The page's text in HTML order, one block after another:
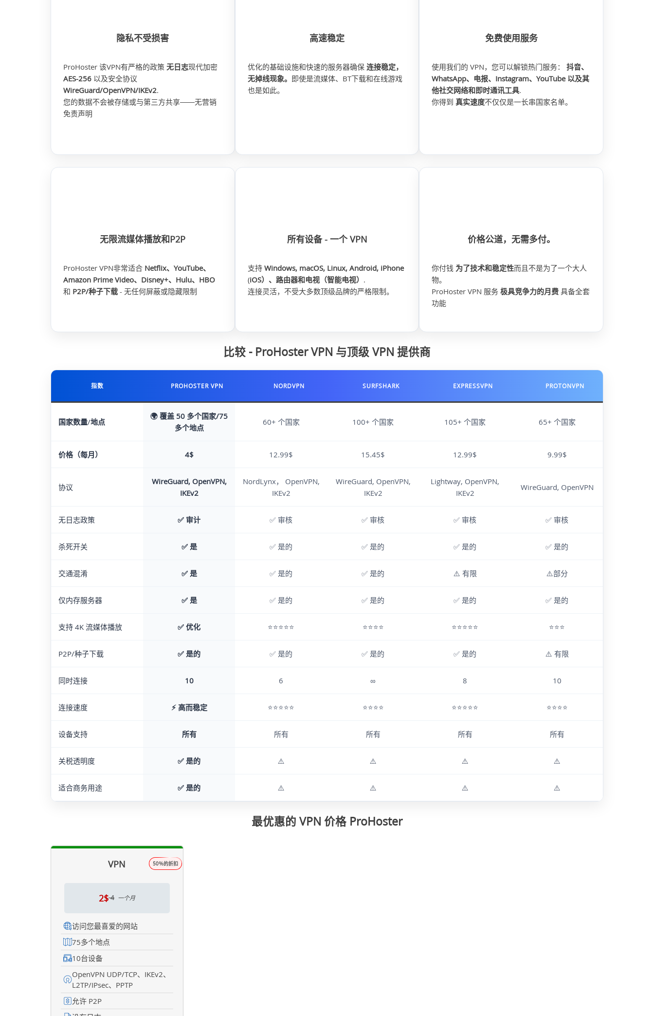
隐私不受损害
ProHoster 该VPN有严格的政策 无日志现代加密
AES-256 以及安全协议
WireGuard/OpenVPN/IKEv2.
您的数据不会被存储或与第三方共享——无营销
免责声明
高速稳定
优化的基础设施和快速的服务器确保 连接稳定，
无掉线现象。 即使是流媒体、BT下载和在线游戏
也是如此。
免费使用服务
使用我们的 VPN，您可以解锁热门服务：抖音、
WhatsApp、电报、Instagram、YouTube 以及其
他社交网络和即时通讯工具.
你得到真实速度不仅仅是一长串国家名单。
无限流媒体播放和P2P
ProHoster VPN非常适合 Netflix、YouTube、
Amazon Prime Video、Disney+、Hulu、HBO
和 P2P/种子下载 - 无任何屏蔽或隐藏限制
所有设备 - 一个 VPN
支持 Windows, macOS, Linux, Android, iPhone
(iOS）、路由器和电视（智能电视） .
连接灵活，不受大多数​​顶级品牌的严格限制。
价格公道，无需多付。
你付钱 为了技术和稳定性而且不是为了一个大人
物。
ProHoster VPN 服务极具竞争力的月费 具备全套
功能
比较 - ProHoster VPN 与顶级 VPN 提供商
指数 PROHOSTER VPN NORDVPN SURFSHARK EXPRESSVPN PROTONVPN
国家数量/地点
🌍 覆盖 50 多个国家/75
多个地点
60+ 个国家 100+ 个国家 105+ 个国家 65+ 个国家
价格（每月） 4$ 12.99$ 15.45$ 12.99$ 9.99$
协议
WireGuard, OpenVPN,
IKEv2
NordLynx， OpenVPN,
IKEv2
WireGuard, OpenVPN,
IKEv2
Lightway, OpenVPN,
IKEv2
WireGuard, OpenVPN
无日志政策 ✅ 审计 ✅ 审核 ✅ 审核 ✅ 审核 ✅ 审核
杀死开关 ✅ 是 ✅ 是的 ✅ 是的 ✅ 是的 ✅ 是的
交通混淆 ✅ 是 ✅ 是的 ✅ 是的 ⚠️ 有限 ⚠️部分
仅内存服务器 ✅ 是 ✅ 是的 ✅ 是的 ✅ 是的 ✅ 是的
支持 4K 流媒体播放 ✅ 优化 ⭐⭐⭐⭐⭐ ⭐⭐⭐⭐ ⭐⭐⭐⭐⭐ ⭐⭐⭐
P2P/种子下载 ✅ 是的 ✅ 是的 ✅ 是的 ✅ 是的 ⚠️ 有限
同时连接 10 6 ∞ 8 10
连接速度 ⚡ 高而稳定 ⭐⭐⭐⭐⭐ ⭐⭐⭐⭐ ⭐⭐⭐⭐⭐ ⭐⭐⭐⭐
设备支持 所有 所有 所有 所有 所有
关税透明度 ✅ 是的 ⚠️ ⚠️ ⚠️ ⚠️
适合商务用途 ✅ 是的 ⚠️ ⚠️ ⚠️ ⚠️
最优惠的 VPN 价格 ProHoster
50％的折扣
VPN
2$4 一个月
访问您最喜爱的网站
75多个地点
10台设备
OpenVPN UDP/TCP、IKEv2、
L2TP/IPsec、PPTP
允许 P2P